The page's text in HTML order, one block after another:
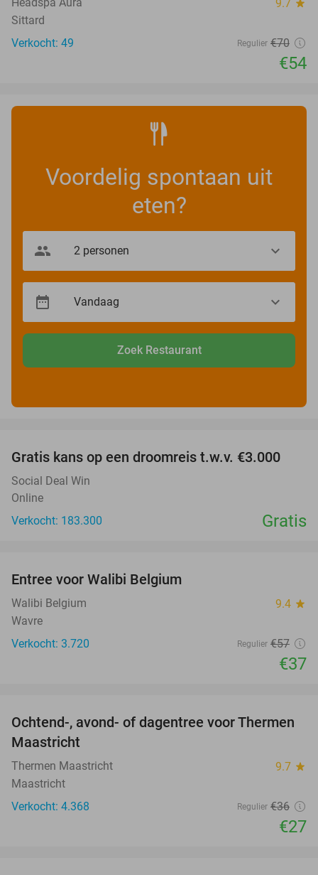
9.7 star
Sittard
Verkocht: 49
Regulier €70
€54
Voordelig spontaan uit
eten?
Zoek Restaurant
Gratis kans op een droomreis t.w.v. €3.000
Social Deal Win
Online
Verkocht: 183.300
Gratis
Entree voor Walibi Belgium
Walibi Belgium 9.4 star
Wavre
Verkocht: 3.720
Regulier €57
€37
25%
Ochtend-, avond- of dagentree voor Thermen
Maastricht
Thermen Maastricht 9.7 star
Maastricht
Verkocht: 4.368
Regulier €36
€27